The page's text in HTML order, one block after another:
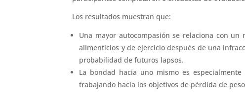
Los resultados muestran que:
Una mayor autocompasión se relaciona con
alimenticios y de ejercicio después de una
probabilidad de futuros lapsos.
La bondad hacia uno mismo es
trabajando hacia los objetivos de pérdida de